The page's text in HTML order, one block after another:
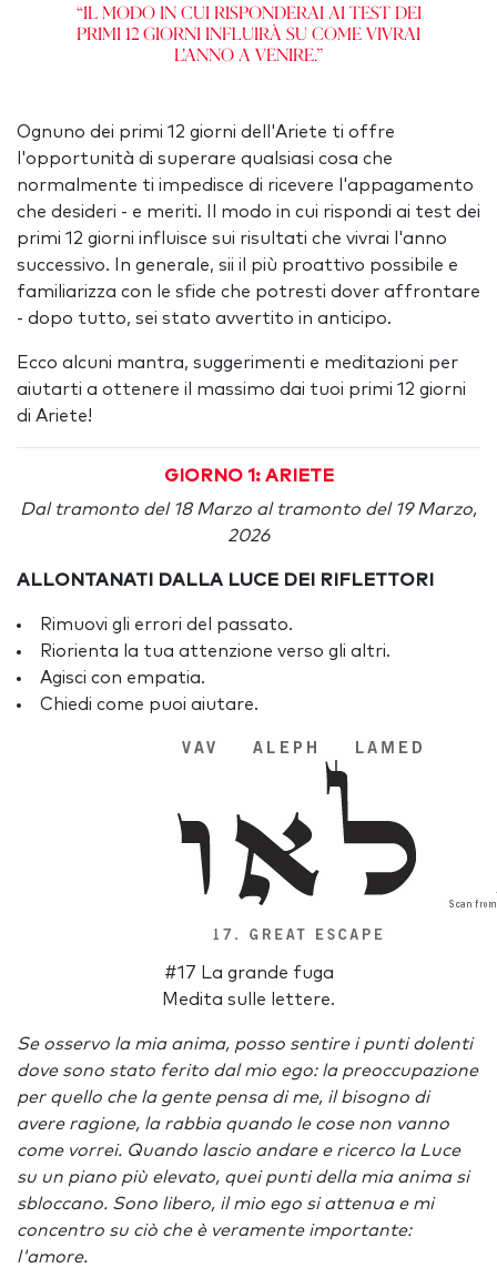
“Il modo in cui risponderai ai test dei
primi 12 giorni influirà su come vivrai
l'anno a venire.”
Ognuno dei primi 12 giorni dell'Ariete ti offre
l'opportunità di superare qualsiasi cosa che
normalmente ti impedisce di ricevere l'appagamento
che desideri - e meriti. Il modo in cui rispondi ai test dei
primi 12 giorni influisce sui risultati che vivrai l'anno
successivo. In generale, sii il più proattivo possibile e
familiarizza con le sfide che potresti dover affrontare
- dopo tutto, sei stato avvertito in anticipo.
Ecco alcuni mantra, suggerimenti e meditazioni per
aiutarti a ottenere il massimo dai tuoi primi 12 giorni
di Ariete!
GIORNO 1: ARIETE
Dal tramonto del 18 Marzo al tramonto del 19 Marzo,
2026
ALLONTANATI DALLA LUCE DEI RIFLETTORI
Rimuovi gli errori del passato.
Riorienta la tua attenzione verso gli altri.
Agisci con empatia.
Chiedi come puoi aiutare.
#17 La grande fuga
Medita sulle lettere.
Se osservo la mia anima, posso sentire i punti dolenti
dove sono stato ferito dal mio ego: la preoccupazione
per quello che la gente pensa di me, il bisogno di
avere ragione, la rabbia quando le cose non vanno
come vorrei. Quando lascio andare e ricerco la Luce
su un piano più elevato, quei punti della mia anima si
sbloccano. Sono libero, il mio ego si attenua e mi
concentro su ciò che è veramente importante:
l'amore.